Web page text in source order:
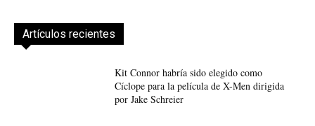
Artículos recientes
Kit Connor habría sido elegido como
Cíclope para la película de X-Men dirigida
por Jake Schreier